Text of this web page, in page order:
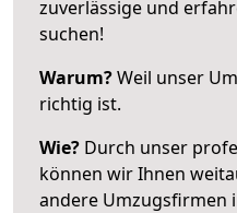
zuverlässige und
suchen!
Warum?Weil unser
richtig ist.
Wie? Durch unser
können wir Ihnen
andere Umzugsfirmen